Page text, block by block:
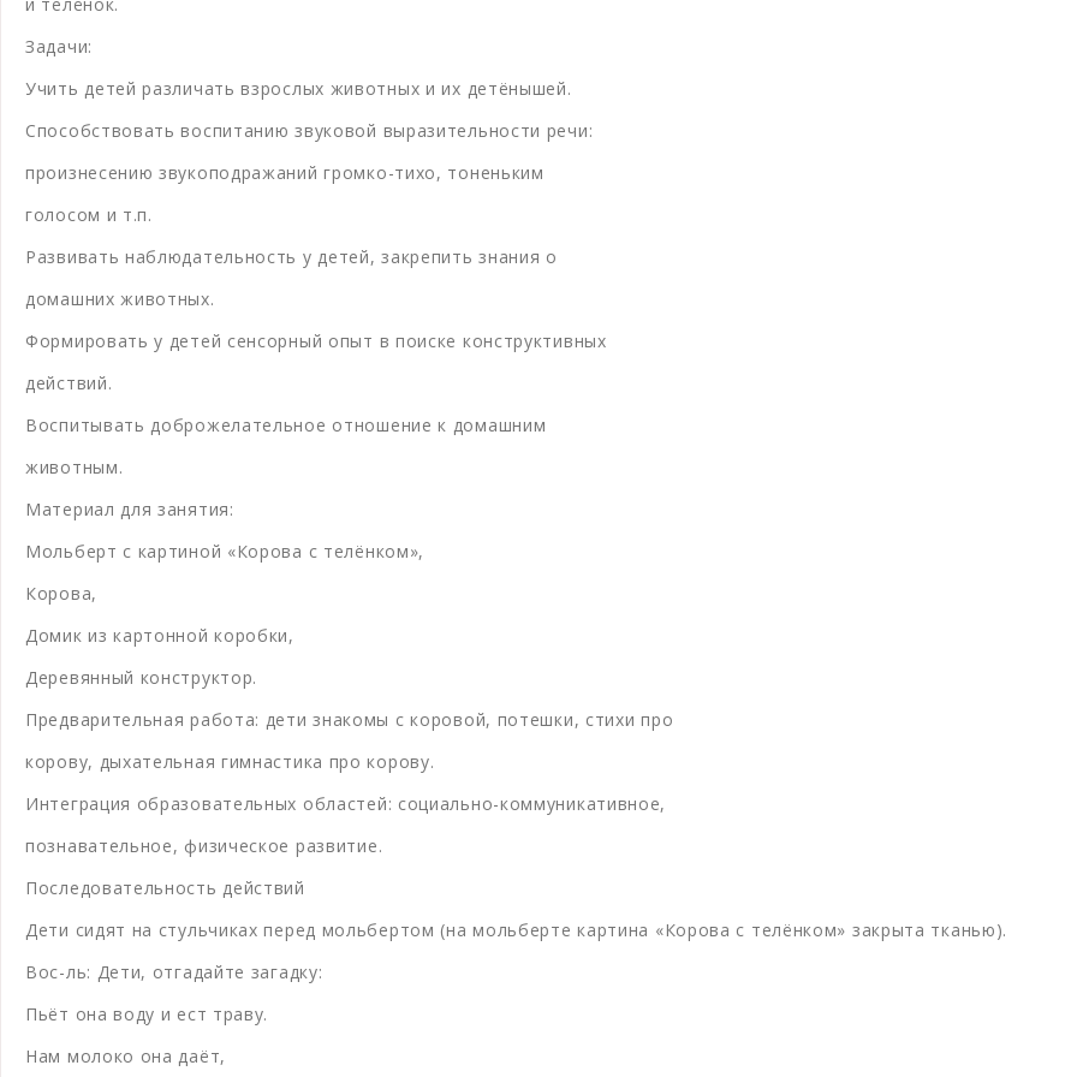
Задачи:
Учить детей различать взрослых животных и их детёнышей.
Способствовать воспитанию звуковой выразительности речи:
произнесению звукоподражаний громко-тихо, тоненьким
голосом и т.п.
Развивать наблюдательность у детей, закрепить знания о
домашних животных.
Формировать у детей сенсорный опыт в поиске конструктивных
действий.
Воспитывать доброжелательное отношение к домашним
животным.
Материал для занятия:
Мольберт с картиной «Корова с телёнком»,
Корова,
Домик из картонной коробки,
Деревянный конструктор.
Предварительная работа: дети знакомы с коровой, потешки, стихи про
корову, дыхательная гимнастика про корову.
Интеграция образовательных областей: социально-коммуникативное,
познавательное, физическое развитие.
Последовательность действий
Дети сидят на стульчиках перед мольбертом (на мольберте картина «Корова с телёнком» закрыта тканью).
Вос-ль: Дети, отгадайте загадку:
Пьёт она воду и ест траву.
Нам молоко она даёт,